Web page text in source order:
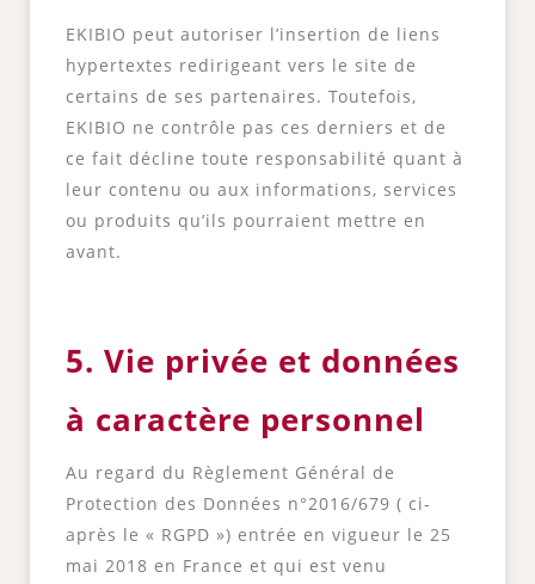
EKIBIO peut autoriser l’insertion de liens
hypertextes redirigeant vers le site de
certains de ses partenaires. Toutefois,
EKIBIO ne contrôle pas ces derniers et de
ce fait décline toute responsabilité quant à
leur contenu ou aux informations, services
ou produits qu’ils pourraient mettre en
avant.
5. Vie privée et données
à caractère personnel
Au regard du Règlement Général de
Protection des Données n°2016/679 ( ci-
après le « RGPD ») entrée en vigueur le 25
mai 2018 en France et qui est venu